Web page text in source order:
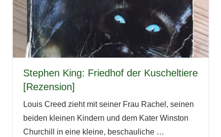
Stephen King: Friedhof der Kuscheltiere
[Rezension]
Louis Creed zieht mit seiner Frau Rachel, seinen
beiden kleinen Kindern und dem Kater Winston
Churchill in eine kleine, beschauliche …